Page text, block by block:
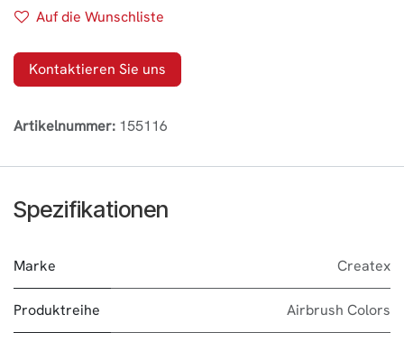
Auf die Wunschliste
Kontaktieren Sie uns
Artikelnummer: 155116
Spezifikationen
Marke Createx
Produktreihe Airbrush Colors